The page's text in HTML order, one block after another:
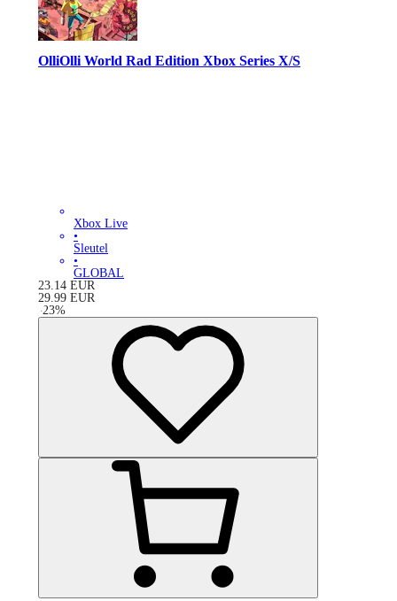
OlliOlli World Rad Edition Xbox Series X/S
Xbox Live
•
Sleutel
•
GLOBAL
23.14 EUR
29.99 EUR
-23%